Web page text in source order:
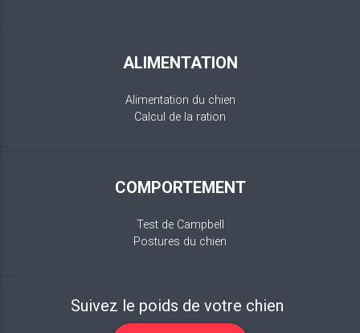
ALIMENTATION
Alimentation du chien
Calcul de la ration
COMPORTEMENT
Test de Campbell
Postures du chien
Suivez le poids de votre chien